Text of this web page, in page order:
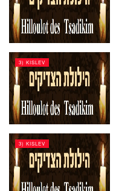
3) KISLEV
3) KISLEV